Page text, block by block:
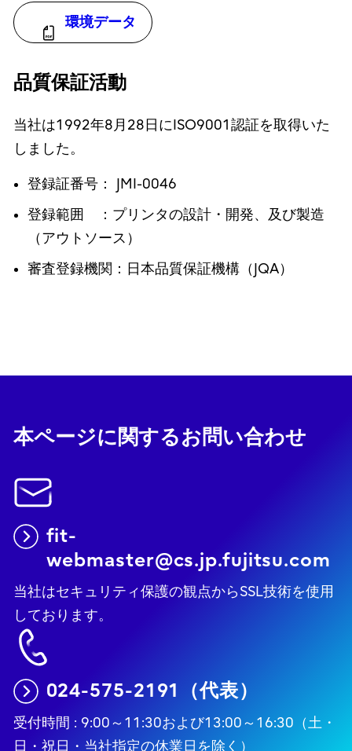
環境データ
品質保証活動
当社は1992年8月28日にISO9001認証を取得いた
しました。
登録証番号： JMI-0046
登録範囲 ：プリンタの設計・開発、及び製造
（アウトソース）
審査登録機関：日本品質保証機構（JQA）
本ページに関するお問い合わせ
fit-
webmaster@cs.jp.fujitsu.com
当社はセキュリティ保護の観点からSSL技術を使用
しております。
024-575-2191（代表）
受付時間 : 9:00～11:30および13:00～16:30（土・
日・祝日・当社指定の休業日を除く）